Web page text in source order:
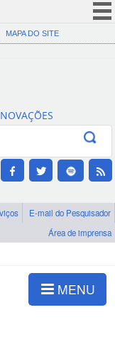
(COVID-19)
Canais
MAPA DO SITE
E-mail do Pesquisador
Área de imprensa
MENU